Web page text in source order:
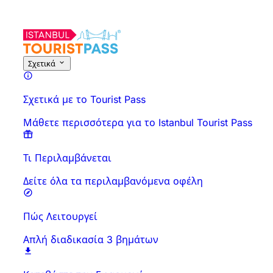
Σχετικά
Σχετικά με το Tourist Pass
Μάθετε περισσότερα για το Istanbul Tourist Pass
Τι Περιλαμβάνεται
Δείτε όλα τα περιλαμβανόμενα οφέλη
Πώς Λειτουργεί
Απλή διαδικασία 3 βημάτων